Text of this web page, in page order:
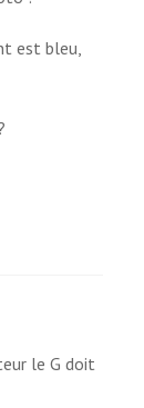
est bleu,
le G doit